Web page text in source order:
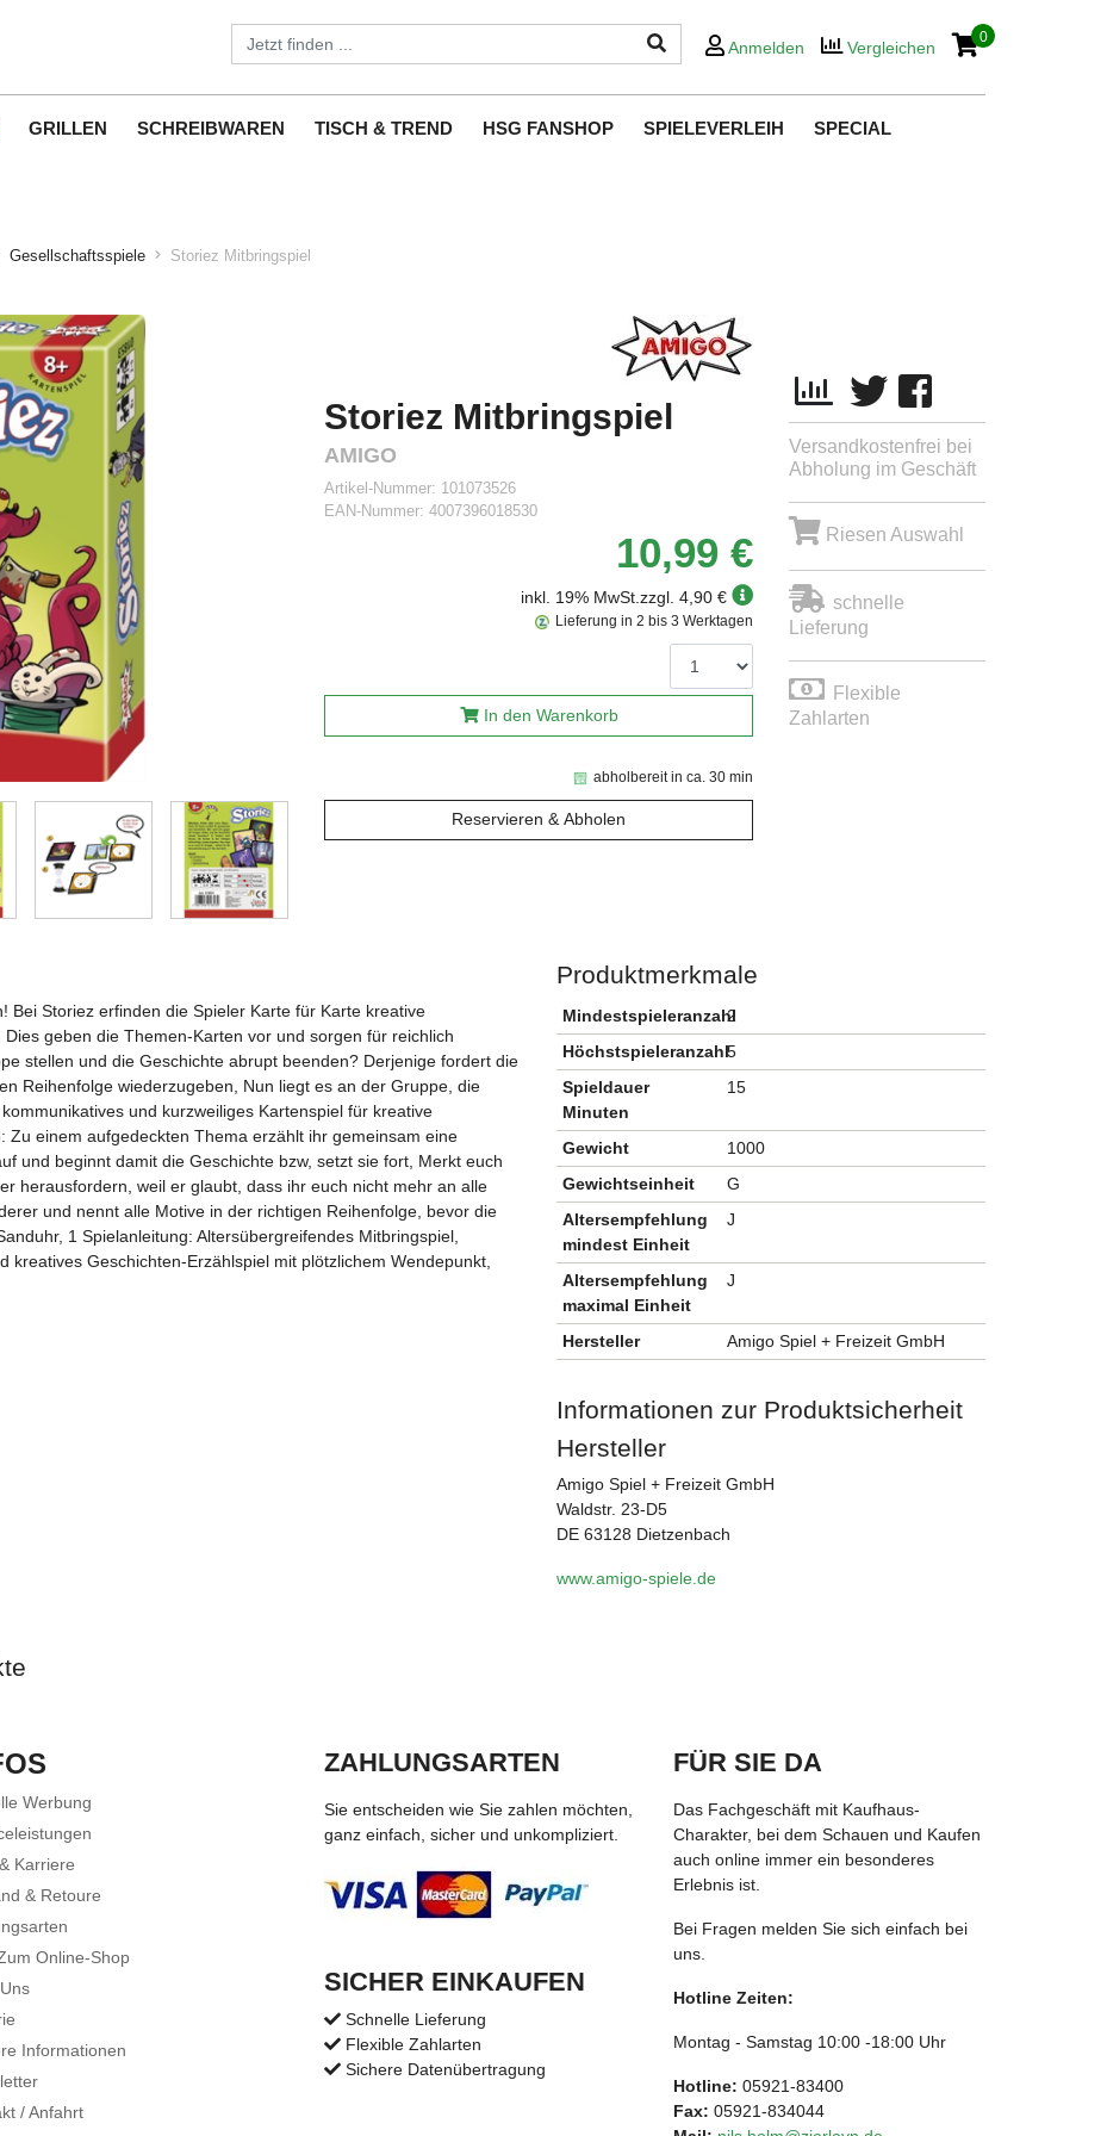
Anmelden Vergleichen
0
GRILLEN SCHREIBWAREN TISCH & TREND HSG FANSHOP SPIELEVERLEIH SPECIAL
Gesellschaftsspiele Storiez Mitbringspiel
Storiez Mitbringspiel
AMIGO
Artikel-Nummer: 101073526
EAN-Nummer: 4007396018530
10,99 €
inkl. 19% MwSt. zzgl. 4,90 €
abholbereit in ca. 30 min
Reservieren & Abholen
Lieferung in 2 bis 3 Werktagen
In den Warenkorb
Versandkostenfrei bei
Abholung im Geschäft
Riesen Auswahl
schnelle
Lieferung
Flexible
Zahlarten
Bei Storiez erfinden die Spieler Karte für Karte kreative
geben die Themen-Karten vor und sorgen für reichlich
stellen und die Geschichte abrupt beenden? Derjenige fordert die
Reihenfolge wiederzugeben, Nun liegt es an der Gruppe, die
und kurzweiliges Kartenspiel für kreative
Zu einem aufgedeckten Thema erzählt ihr gemeinsam eine
und beginnt damit die Geschichte bzw, setzt sie fort, Merkt euch
herausfordern, weil er glaubt, dass ihr euch nicht mehr an alle
und nennt alle Motive in der richtigen Reihenfolge, bevor die
1 Spielanleitung: Altersübergreifendes Mitbringspiel,
Geschichten-Erzählspiel mit plötzlichem Wendepunkt,
Produktmerkmale
Mindestspieleranzahl
2
Höchstspieleranzahl5
Spieldauer
Minuten
15
Gewicht
1000
Gewichtseinheit
G
Altersempfehlung
mindest Einheit
J
Altersempfehlung
maximal Einheit
J
Hersteller Amigo Spiel + Freizeit GmbH
Informationen zur Produktsicherheit
Hersteller
Amigo Spiel + Freizeit GmbH
Waldstr. 23-D5
DE 63128 Dietzenbach
www.amigo-spiele.de
Werbung
Karriere
& Retoure
Online-Shop
Informationen
/ Anfahrt
ZAHLUNGSARTEN
Sie entscheiden wie Sie zahlen möchten,
ganz einfach, sicher und unkompliziert.
SICHER EINKAUFEN
Schnelle Lieferung
Flexible Zahlarten
Sichere Datenübertragung
FÜR SIE DA
Das Fachgeschäft mit Kaufhaus-
Charakter, bei dem Schauen und Kaufen
auch online immer ein besonderes
Erlebnis ist.
Bei Fragen melden Sie sich einfach bei
uns.
Hotline Zeiten:
Montag - Samstag 10:00 -18:00 Uhr
Hotline: 05921-83400
Fax: 05921-834044